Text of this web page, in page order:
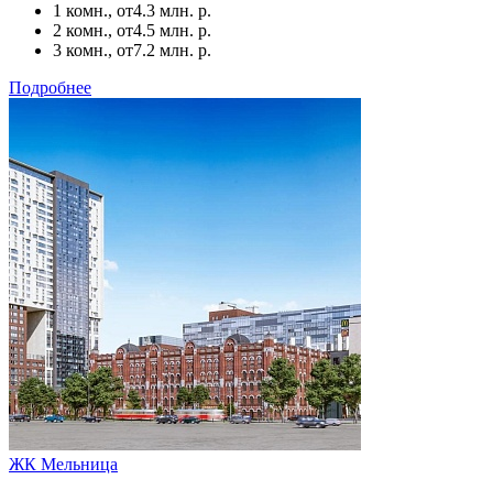
1 комн., от4.3 млн. р.
2 комн., от4.5 млн. р.
3 комн., от7.2 млн. р.
Подробнее
ЖК Мельница